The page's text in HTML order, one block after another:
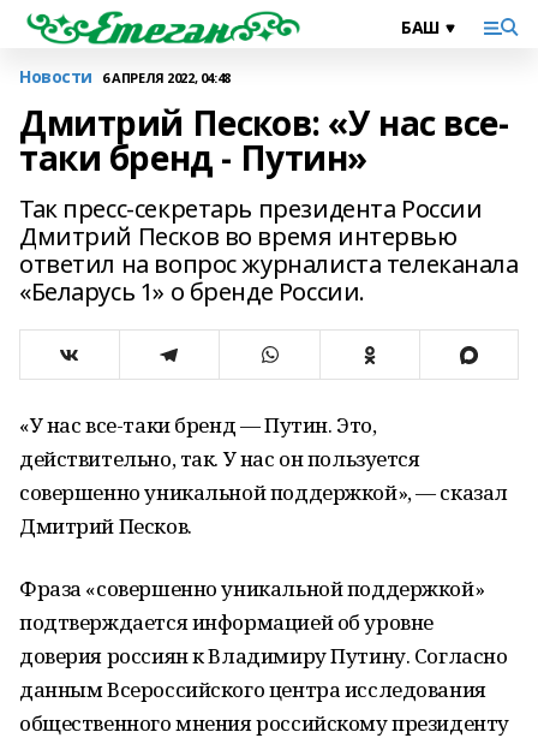
Новости 6 АПРЕЛЯ 2022, 04:48
Дмитрий Песков: «У нас все-
таки бренд - Путин»
Так пресс-секретарь президента России
Дмитрий Песков во время интервью
ответил на вопрос журналиста телеканала
«Беларусь 1» о бренде России.
«У нас все-таки бренд — Путин. Это,
действительно, так. У нас он пользуется
совершенно уникальной поддержкой», — сказал
Дмитрий Песков.
Фраза «совершенно уникальной поддержкой»
подтверждается информацией об уровне
доверия россиян к Владимиру Путину. Согласно
данным Всероссийского центра исследования
общественного мнения российскому президенту